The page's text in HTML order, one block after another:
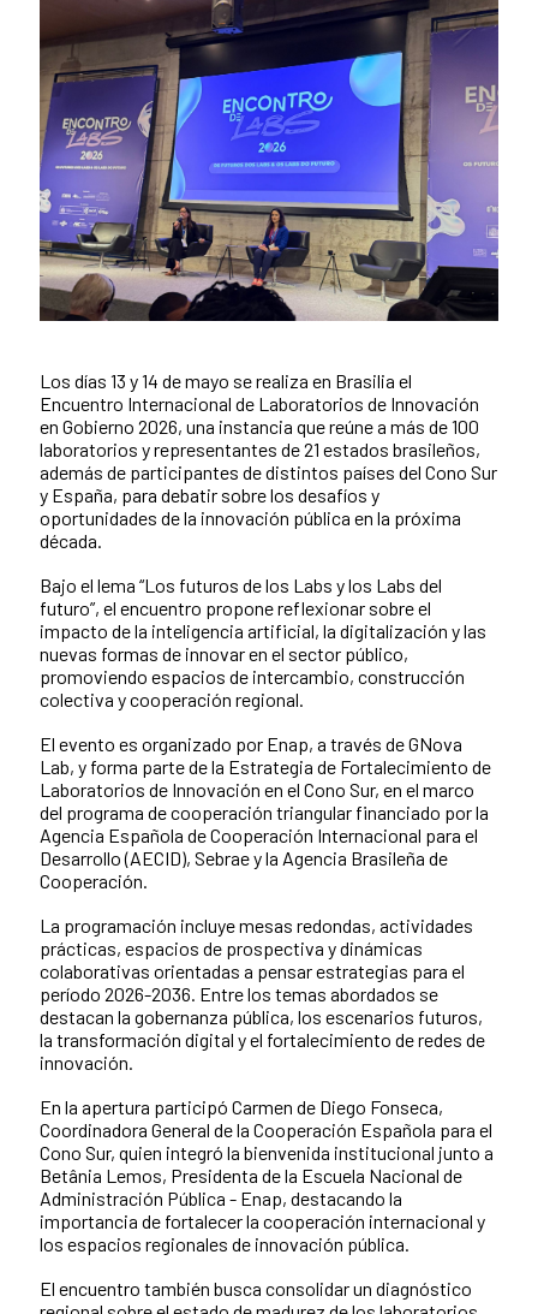
News content
Los días 13 y 14 de mayo se realiza en Brasilia el
Encuentro Internacional de Laboratorios de Innovación
en Gobierno 2026, una instancia que reúne a más de 100
laboratorios y representantes de 21 estados brasileños,
además de participantes de distintos países del Cono Sur
y España, para debatir sobre los desafíos y
oportunidades de la innovación pública en la próxima
década.
Bajo el lema “Los futuros de los Labs y los Labs del
futuro”, el encuentro propone reflexionar sobre el
impacto de la inteligencia artificial, la digitalización y las
nuevas formas de innovar en el sector público,
promoviendo espacios de intercambio, construcción
colectiva y cooperación regional.
El evento es organizado por Enap, a través de GNova
Lab, y forma parte de la Estrategia de Fortalecimiento de
Laboratorios de Innovación en el Cono Sur, en el marco
del programa de cooperación triangular financiado por la
Agencia Española de Cooperación Internacional para el
Desarrollo (AECID), Sebrae y la Agencia Brasileña de
Cooperación.
La programación incluye mesas redondas, actividades
prácticas, espacios de prospectiva y dinámicas
colaborativas orientadas a pensar estrategias para el
período 2026-2036. Entre los temas abordados se
destacan la gobernanza pública, los escenarios futuros,
la transformación digital y el fortalecimiento de redes de
innovación.
En la apertura participó Carmen de Diego Fonseca,
Coordinadora General de la Cooperación Española para el
Cono Sur, quien integró la bienvenida institucional junto a
Betânia Lemos, Presidenta de la Escuela Nacional de
Administración Pública - Enap, destacando la
importancia de fortalecer la cooperación internacional y
los espacios regionales de innovación pública.
El encuentro también busca consolidar un diagnóstico